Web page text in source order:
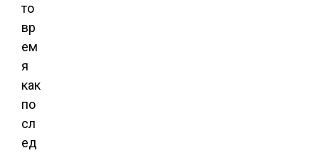
то
вр
ем
я
как
по
сл
ед